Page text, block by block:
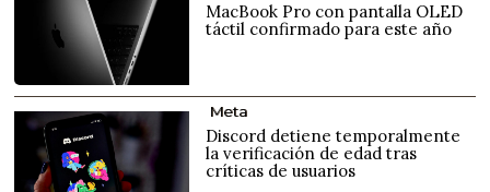
MacBook Pro con pantalla OLED
táctil confirmado para este año
Meta
Discord detiene temporalmente
la verificación de edad tras
críticas de usuarios